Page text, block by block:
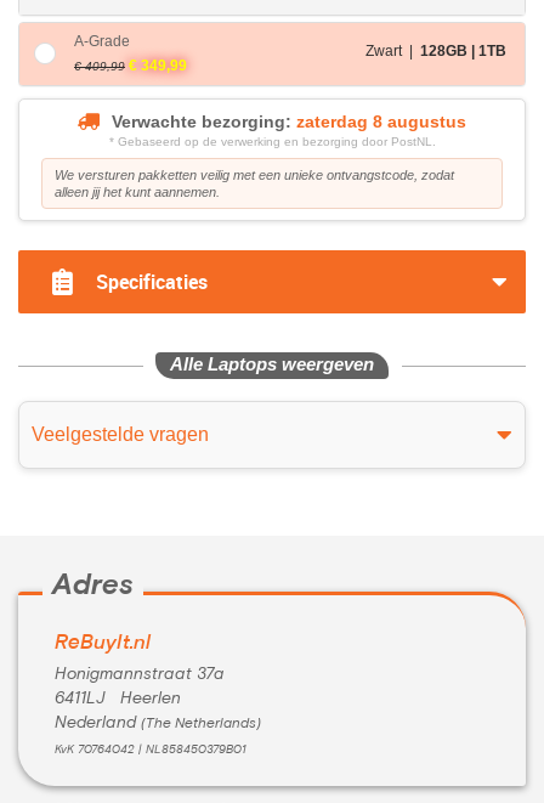
A-Grade
€ 409,99 € 349,99
Zwart | 128GB | 1TB
Verwachte bezorging: zaterdag 8 augustus
* Gebaseerd op de verwerking en bezorging door PostNL.
We versturen pakketten veilig met een unieke ontvangstcode, zodat
alleen jij het kunt aannemen.
Specificaties
Alle Laptops weergeven
Veelgestelde vragen
Adres
ReBuyIt.nl
Honigmannstraat 37a
6411LJ Heerlen
Nederland (The Netherlands)
KvK 70764042 | NL858450379B01